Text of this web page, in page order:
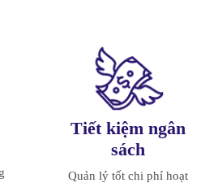
Tiết kiệm ngân
sách
Quản lý tốt chi phí hoạt